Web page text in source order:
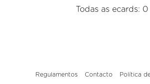
Todas as ecards: 0
Regulamentos Contacto Política